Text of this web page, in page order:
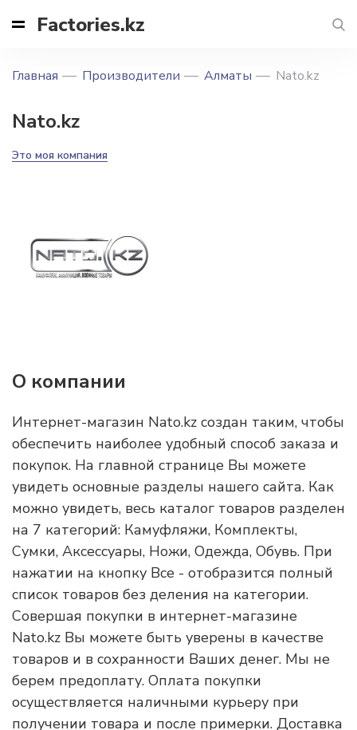
Factories.kz
Главная Производители Алматы Nato.kz
Nato.kz
Это моя компания
О компании
Интернет-магазин Nato.kz создан таким, чтобы
обеспечить наиболее удобный способ заказа и
покупок. На главной странице Вы можете
увидеть основные разделы нашего сайта. Как
можно увидеть, весь каталог товаров разделен
на 7 категорий: Камуфляжи, Комплекты,
Сумки, Аксессуары, Ножи, Одежда, Обувь. При
нажатии на кнопку Все - отобразится полный
список товаров без деления на категории.
Совершая покупки в интернет-магазине
Nato.kz Вы можете быть уверены в качестве
товаров и в сохранности Ваших денег. Мы не
берем предоплату. Оплата покупки
осуществляется наличными курьеру при
получении товара и после примерки. Доставка